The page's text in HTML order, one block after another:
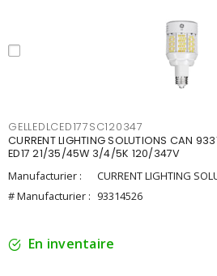
GELLEDLCED177SC120347
CURRENT LIGHTING SOLUTIONS CAN
ED17 21/35/45W 3/4/5K 120/347V
Manufacturier :
CURRENT LIGHTING
# Manufacturier : 93314526
En inventaire